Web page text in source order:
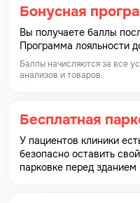
Бонусная
Вы получаете баллы
Программа лояльности
Баллы начисляются за все
анализов и товаров.
Бесплатная
У пациентов клиники
безопасно оставить
парковке перед зданием